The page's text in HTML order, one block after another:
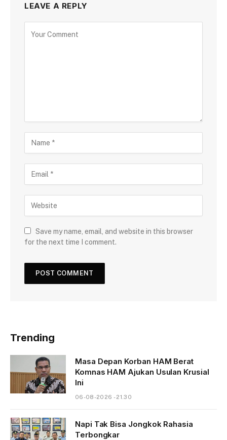
LEAVE A REPLY
Save my name, email, and website in this browser
for the next time I comment.
Trending
Masa Depan Korban HAM Berat
Komnas HAM Ajukan Usulan Krusial
Ini
06-08-2026 - 21.30
Napi Tak Bisa Jongkok Rahasia
Terbongkar